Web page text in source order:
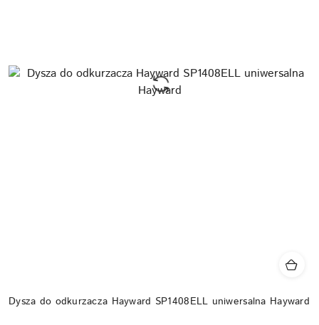
Dysza do odkurzacza Hayward SP1408ELL uniwersalna Hayward